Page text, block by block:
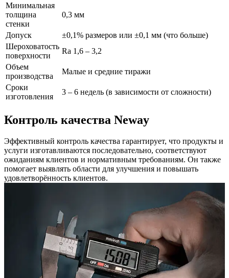
Минимальная
толщина
стенки
0,3 мм
Допуск
±0,1% размеров или ±0,1 мм (что больше)
Шероховатость
поверхности
Ra 1,6 – 3,2
Объем
производства
Малые и средние тиражи
Сроки
изготовления
3 – 6 недель (в зависимости от сложности)
Контроль качества Neway
Эффективный контроль качества гарантирует, что продукты и
услуги изготавливаются последовательно, соответствуют
ожиданиям клиентов и нормативным требованиям. Он также
помогает выявлять области для улучшения и повышать
удовлетворённость клиентов.